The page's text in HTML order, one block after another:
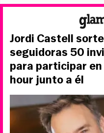
Jordi Castell
seguidoras 50
para participar
hour junto a él